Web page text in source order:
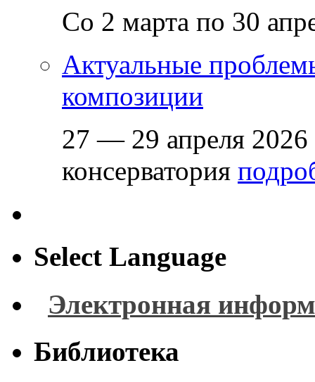
Со 2 марта по 30
Актуальные
композиции
27 — 29 апреля 2026
консерватория
Select Language
Электронная
Библиотека